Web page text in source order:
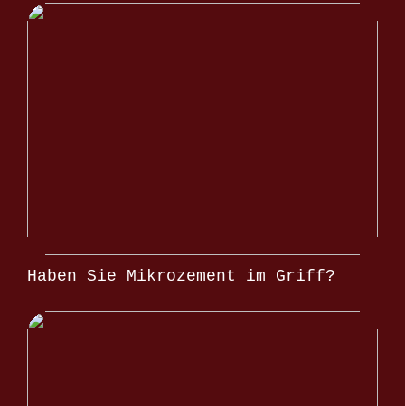
Haben Sie Mikrozement im Griff?